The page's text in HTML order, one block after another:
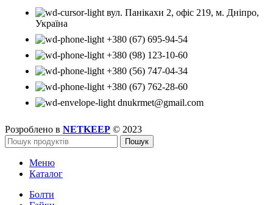
вул. Панікахи 2, офіс 219, м. Дніпро,
Україна
+380 (67) 695-94-54
+380 (98) 123-10-60
+380 (56) 747-04-34
+380 (67) 762-28-60
dnukrmet@gmail.com
Розроблено в NETKEEP © 2023
Пошук
Меню
Каталог
Болти